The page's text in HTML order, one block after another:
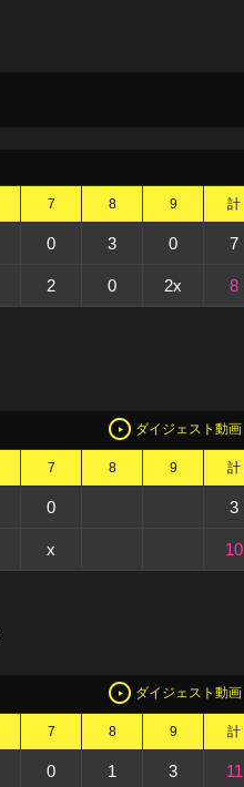
7 8 9 計
0 3 0 7
2 0 2x 8
ダイジェスト動画
7 8 9 計
0 3
x 10
ダイジェスト動画
7 8 9 計
0 1 3 11